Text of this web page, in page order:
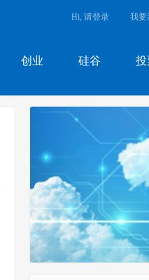
创业 硅谷 投
Hi, 请登录 我要